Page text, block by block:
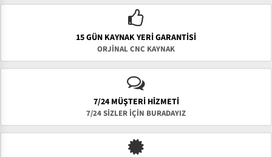
15 GÜN KAYNAK YERI GARANTISI
ORJİNAL CNC KAYNAK
7/24 MÜŞTERİ HİZMETİ
7/24 SİZLER İÇİN BURADAYIZ